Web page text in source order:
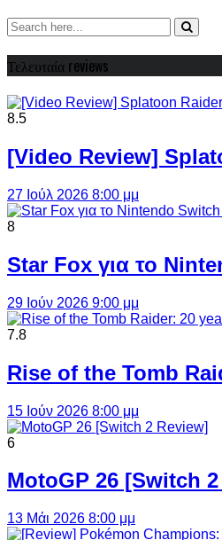
Τελευταία reviews
8.5
[Video Review]
27 Ιούλ 2026 8:00 μμ
8
Star Fox για το
29 Ιούν 2026 9:00 μμ
7.8
Rise of the Tomb
15 Ιούν 2026 8:00 μμ
6
MotoGP 26 [Switch
13 Μάι 2026 8:00 μμ